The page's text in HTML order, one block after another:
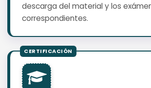
descarga del material y los
correspondientes.